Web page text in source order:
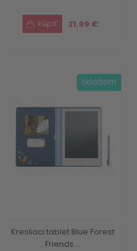
21.99 €
Kresliaci tablet Blue Forest
Friends ...
skladom